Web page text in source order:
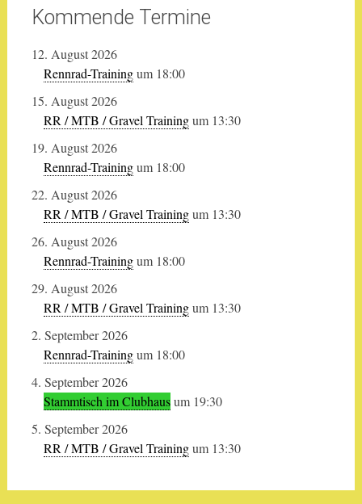
Kommende Termine
12. August 2026
Rennrad-Trainingum 18:00
15. August 2026
RR / MTB / Gravel Trainingum 13:30
19. August 2026
Rennrad-Trainingum 18:00
22. August 2026
RR / MTB / Gravel Trainingum 13:30
26. August 2026
Rennrad-Trainingum 18:00
29. August 2026
RR / MTB / Gravel Trainingum 13:30
2. September 2026
Rennrad-Trainingum 18:00
4. September 2026
Stammtisch im Clubhausum 19:30
5. September 2026
RR / MTB / Gravel Trainingum 13:30